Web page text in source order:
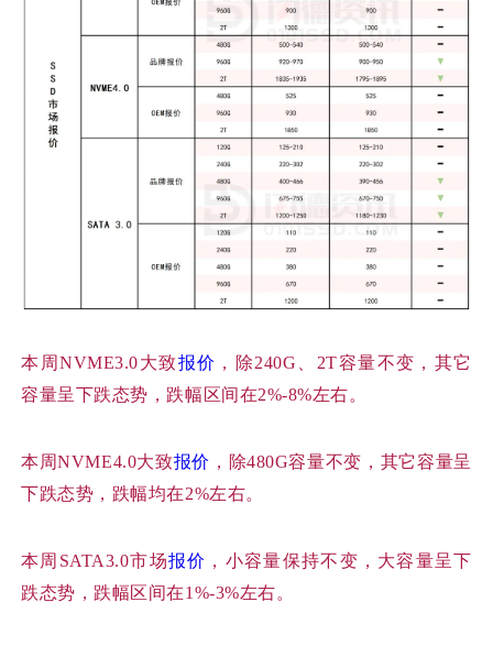
本周 NVME3.0大致报价 ，除240G、2T容量不变，其它
容量呈下跌态势，跌幅区间在2%-8%左右。
本周NVME4.0大致报价 ，除480G容量不变，其它容量呈
下跌态势，跌幅均在2%左右。
本周 SATA3.0市场报价 ，小容量保持不变，大容量呈下
跌态势，跌幅区间在1%-3%左右。